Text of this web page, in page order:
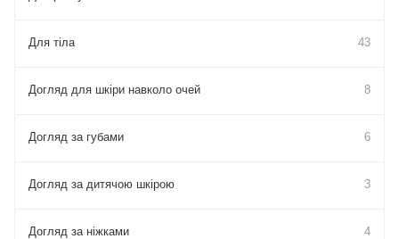
Для тіла 43
Догляд для шкіри навколо очей 8
Догляд за губами 6
Догляд за дитячою шкірою 3
Догляд за ніжками 4